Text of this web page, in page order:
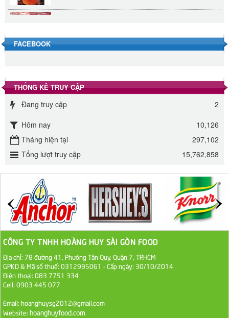
Đường phèn Long An bao 10kg
Đường mía thiên nhiên Biên Hòa gói 1kg
ĐƯỜNG SẠCH CÔ BA BIÊN HÒA 1KG
27.000 VND
Đường cát trắng An Khê bao 50kg
Sa Tế Tôm Cholimex PET Hũ 450g
Ớt Sa Tế Cholimex Hũ Thuỷ Tinh 150g
FACEBOOK
THỐNG KÊ TRUY CẬP
Đang truy cập
2
Hôm nay
10,126
Tháng hiện tại
297,102
Tổng lượt truy cập
15,762,858
CÔNG TY TNHH HOÀNG HUY SÀI GÒN FOOD
Địa chỉ: 78 đường 41, Phường Tân Quy, Quận 7, TP.HCM
GPKD & Mã số thuế: 0312995061 - Cấp ngày: 30/10/2014
Điện thoại: 083 7751 334
Cell: 0903 445 077
Email: hoanghuysg2012@gmail.com
Website: hoanghuyfood.com